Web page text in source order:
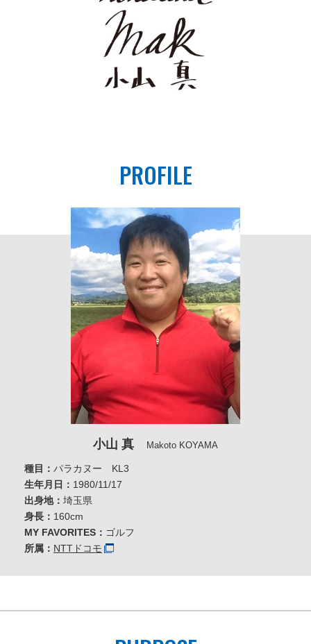
PROFILE
小山 真 Makoto KOYAMA
種目： パラカヌー KL3
生年月日： 1980/11/17
出身地： 埼玉県
身長： 160cm
MY FAVORITES： ゴルフ
所属： NTTドコモ